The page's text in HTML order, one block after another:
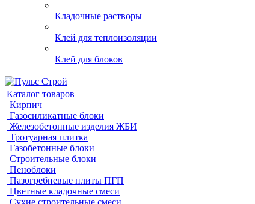
Кладочные растворы
Клей для теплоизоляции
Клей для блоков
Каталог товаров
Кирпич
Газосиликатные блоки
Железобетонные изделия ЖБИ
Тротуарная плитка
Газобетонные блоки
Строительные блоки
Пеноблоки
Пазогребневые плиты ПГП
Цветные кладочные смеси
Сухие строительные смеси